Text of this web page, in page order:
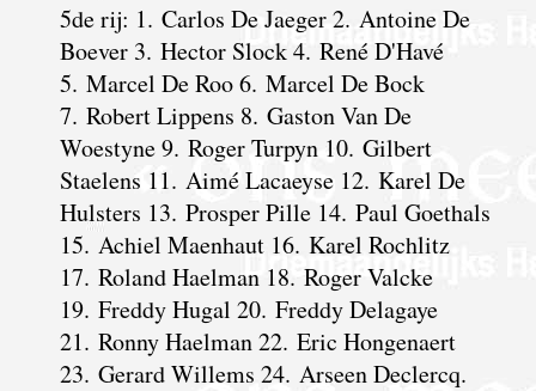
5de rij: 1. Carlos De Jaeger 2. Antoine De
Boever 3. Hector Slock 4. René D'Havé
5. Marcel De Roo 6. Marcel De Bock
7. Robert Lippens 8. Gaston Van De
Woestyne 9. Roger Turpyn 10. Gilbert
Staelens 11. Aimé Lacaeyse 12. Karel De
Hulsters 13. Prosper Pille 14. Paul Goethals
15. Achiel Maenhaut 16. Karel Rochlitz
17. Roland Haelman 18. Roger Valcke
19. Freddy Hugal 20. Freddy Delagaye
21. Ronny Haelman 22. Eric Hongenaert
23. Gerard Willems 24. Arseen Declercq.